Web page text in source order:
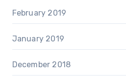
February 2019
January 2019
December 2018